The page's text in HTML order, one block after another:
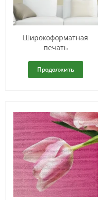
Широкоформатная
печать
Продолжить